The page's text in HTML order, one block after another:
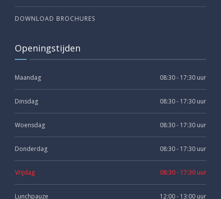
DOWNLOAD BROCHURES
Openingstijden
Maandag 08:30 - 17:30 uur
Dinsdag 08:30 - 17:30 uur
Woensdag 08:30 - 17:30 uur
Donderdag 08:30 - 17:30 uur
Vrijdag 08:30 - 17:30 uur
Lunchpauze 12:00 - 13:00 uur